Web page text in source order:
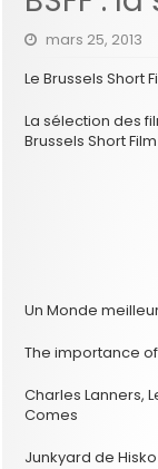
mars 25, 2013
Le Brussels Short
La sélection des
Brussels Short
Un Monde
The importance
Charles Lanners,
Comes
Junkyard de